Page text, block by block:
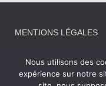
MENTIONS LÉGALES
Nous utilisons des
expérience sur notre